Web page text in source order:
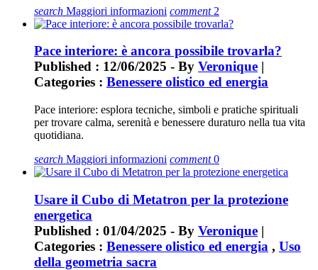
search Maggiori informazioni comment2
Pace interiore: è ancora possibile trovarla?
Published : 12/06/2025 - By Veronique |
Categories : Benessere olistico ed energia
Pace interiore: esplora tecniche, simboli e pratiche spirituali
per trovare calma, serenità e benessere duraturo nella tua vita
quotidiana.
search Maggiori informazioni comment0
Usare il Cubo di Metatron per la protezione
energetica
Published : 01/04/2025 - By Veronique |
Categories : Benessere olistico ed energia , Uso
della geometria sacra